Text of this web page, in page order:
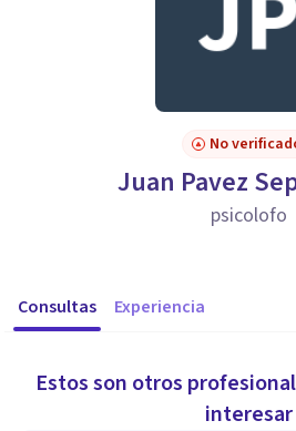
No
Juan Pavez
psicolofo
Consultas Experiencia
Estos son otros
interesar